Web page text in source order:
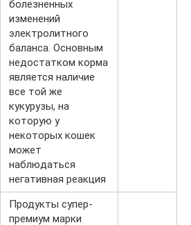
болезненных
изменений
электролитного
баланса. Основным
недостатком корма
является наличие
все той же
кукурузы, на
которую у
некоторых кошек
может
наблюдаться
негативная реакция
Продукты супер-
премиум марки